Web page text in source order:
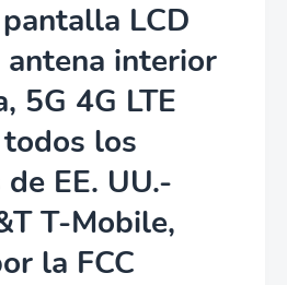
LCD
interior
5G 4G LTE
los
EE. UU.-
T-Mobile,
la FCC